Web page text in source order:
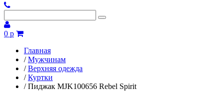
0 р
Главная
/ Мужчинам
/ Верхняя одежда
/ Куртки
/ Пиджак MJK100656 Rebel Spirit